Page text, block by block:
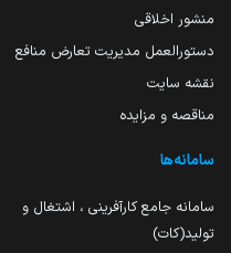
منشور اخلاقی
دستورالعمل مدیریت تعارض منافع
نقشه سایت
مناقصه و مزایده
سامانه‌ها
سامانه جامع کارآفرینی ، اشتغال و
تولید(کات)